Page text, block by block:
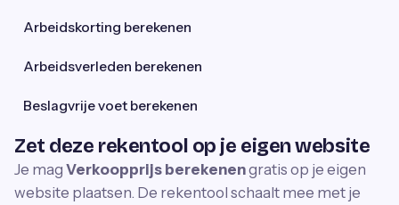
Arbeidskorting berekenen
Arbeidsverleden berekenen
Beslagvrije voet berekenen
Zet deze rekentool op je eigen website
Je mag Verkoopprijs berekenengratis op je eigen
website plaatsen. De rekentool schaalt mee met je